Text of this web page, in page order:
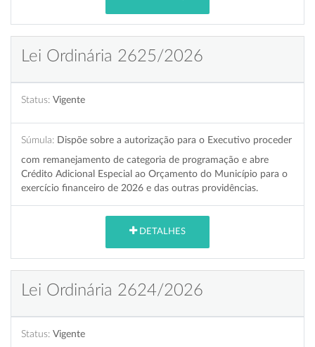
Lei Ordinária 2625/2026
Status: Vigente
Súmula: Dispõe sobre a autorização para o Executivo proceder
com remanejamento de categoria de programação e abre
Crédito Adicional Especial ao Orçamento do Município para o
exercício financeiro de 2026 e das outras providências.
DETALHES
Lei Ordinária 2624/2026
Status: Vigente